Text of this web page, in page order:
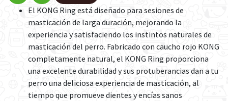
El KONG Ring está diseñado para sesiones de
masticación de larga duración, mejorando la
experiencia y satisfaciendo los instintos naturales de
masticación del perro. Fabricado con caucho rojo KONG
completamente natural, el KONG Ring proporciona
una excelente durabilidad y sus protuberancias dan a tu
perro una deliciosa experiencia de masticación, al
tiempo que promueve dientes y encías sanos